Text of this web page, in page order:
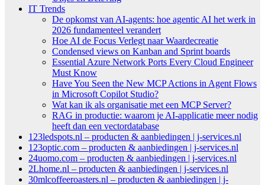
IT Trends
De opkomst van AI-agents: hoe agentic AI het werk in
2026 fundamenteel verandert
Hoe AI de Focus Verlegt naar Waardecreatie
Condensed views on Kanban and Sprint boards
Essential Azure Network Ports Every Cloud Engineer
Must Know
Have You Seen the New MCP Actions in Agent Flows
in Microsoft Copilot Studio?
Wat kan ik als organisatie met een MCP Server?
RAG in productie: waarom je AI-applicatie meer nodig
heeft dan een vectordatabase
123ledspots.nl – producten & aanbiedingen | j-services.nl
123optic.com – producten & aanbiedingen | j-services.nl
24uomo.com – producten & aanbiedingen | j-services.nl
2Lhome.nl – producten & aanbiedingen | j-services.nl
30mlcoffeeroasters.nl – producten & aanbiedingen | j-